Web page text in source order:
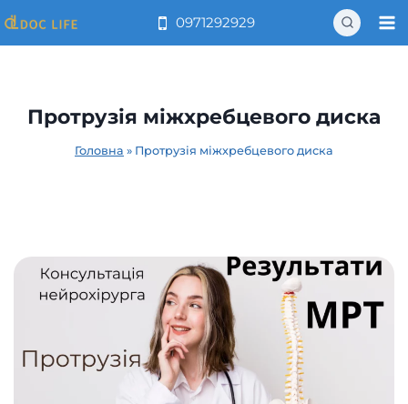
до
вмісту
0971292929
Протрузія міжхребцевого диска
Головна » Протрузія міжхребцевого диска